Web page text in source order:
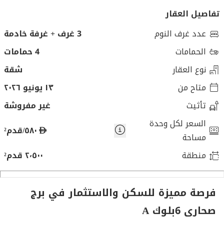
تفاصيل العقار
عدد غرف النوم
3 غرف + غرفة خادمة
الحمامات
4 حمامات
نوع العقار
شقة
متاح من
١٣ يونيو ٢٠٢٦
تأثيث
غير مفروشة
السعر لكل وحدة
مساحة
د
ه
م
٥٨٠/قدم²
منطقة
٢٬٥٠٠ قدم²
فرصة مميزة للسكن والاستثمار في برج
صحارى 6بلوك A